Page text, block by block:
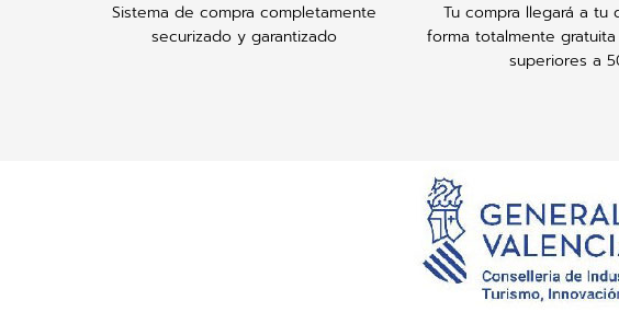
Sistema de compra completamente
securizado y garantizado
Tu compra llegará a tu
forma totalmente
superiores a